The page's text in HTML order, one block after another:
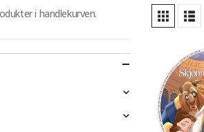
i handlekurven.